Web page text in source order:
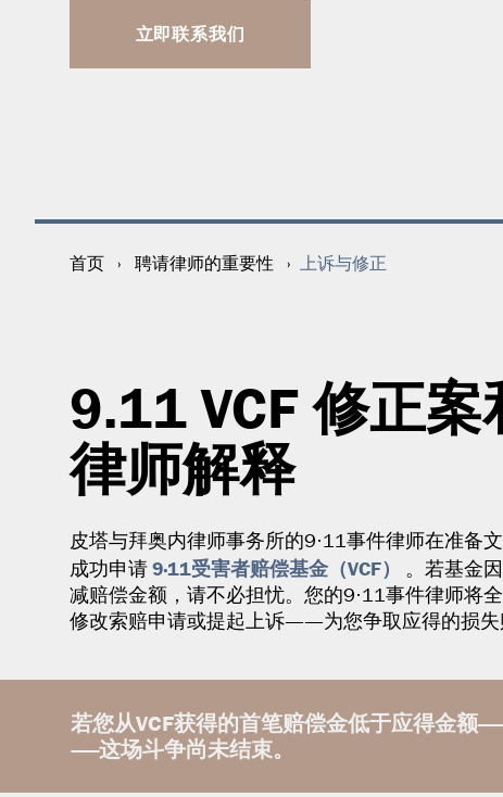
立即联系我们
首页 › 聘请律师的重要性 › 上诉与修正
9.11 VCF 修正
律师解释
皮塔与拜奥内律师事务所的9·11事件律师在准备
成功申请 9·11受害者赔偿基金（VCF） 。若基金
减赔偿金额，请不必担忧。您的9·11事件律师
修改索赔申请或提起上诉——为您争取应得的损失
若您从VCF获得的首笔赔偿金低于应得金额
——这场斗争尚未结束。